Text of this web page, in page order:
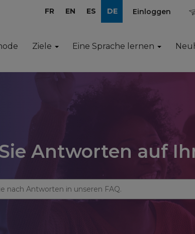
FR EN ES DE Einloggen
Ziele Eine Sprache lernen
Antworten auf